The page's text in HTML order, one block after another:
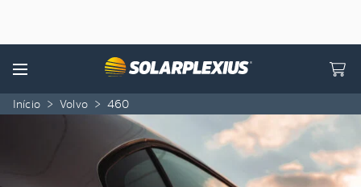
Menu
Início > Volvo > 460